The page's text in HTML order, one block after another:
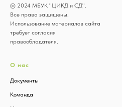
© 2024 МБУК "ЦИКД и СД".
Все права защищены.
Использование материалов сайта
требует согласия
правообладателя.
О нас
Документы
Команда